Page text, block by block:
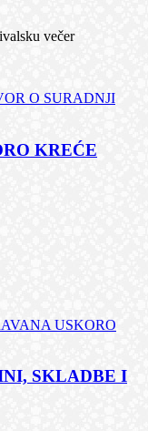
večer
O SURADNJI
KREĆE
USKORO
SKLADBE I